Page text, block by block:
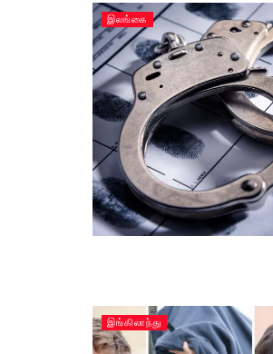
இலங்கை
இங்கிலாந்து